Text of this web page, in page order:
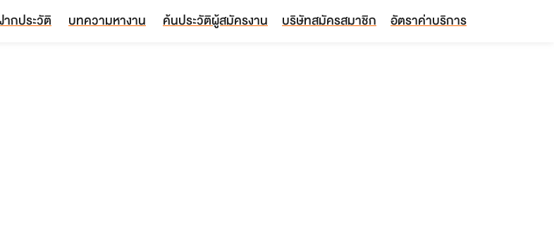
ากประวัติ บทความหางาน ค้นประวัติผู้สมัครงาน บริษัทสมัครสมาชิก อัตราค่าบริการ